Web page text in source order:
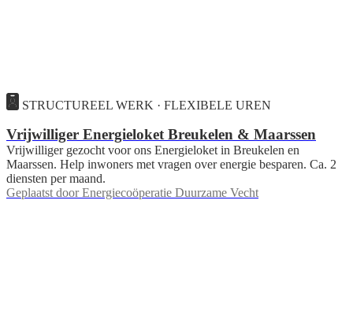
STRUCTUREEL WERK · FLEXIBELE UREN
Vrijwilliger Energieloket Breukelen & Maarssen
Vrijwilliger gezocht voor ons Energieloket in Breukelen en
Maarssen. Help inwoners met vragen over energie besparen. Ca. 2
diensten per maand.
Geplaatst door Energiecoöperatie Duurzame Vecht